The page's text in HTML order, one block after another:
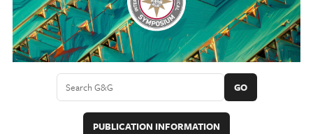
GO
PUBLICATION INFORMATION